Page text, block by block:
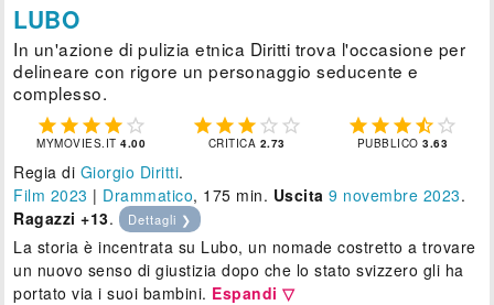
LUBO
In un'azione di pulizia etnica Diritti trova l'occasione per
delineare con rigore un personaggio seducente e
complesso.
    
MYMOVIES.IT4.00
    
CRITICA 2.73
    
PUBBLICO3.63
Regia di Giorgio Diritti.
Film 2023 | Drammatico, 175 min. Uscita 9 novembre 2023.
Ragazzi +13. Dettagli ❯
La storia è incentrata su Lubo, un nomade costretto a trovare
un nuovo senso di giustizia dopo che lo stato svizzero gli ha
portato via i suoi bambini. Espandi ▽